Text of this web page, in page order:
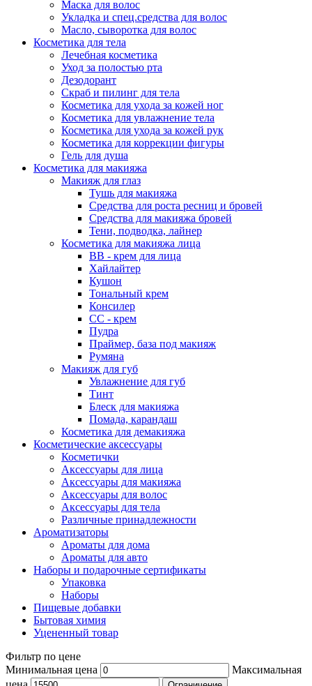
Маска для волос
Укладка и спец.средства для волос
Масло, сыворотка для волос
Косметика для тела
Лечебная косметика
Уход за полостью рта
Дезодорант
Скраб и пилинг для тела
Косметика для ухода за кожей ног
Косметика для увлажнение тела
Косметика для ухода за кожей рук
Косметика для коррекции фигуры
Гель для душа
Косметика для макияжа
Макияж для глаз
Тушь для макияжа
Средства для роста ресниц и бровей
Средства для макияжа бровей
Тени, подводка, лайнер
Косметика для макияжа лица
ВВ - крем для лица
Хайлайтер
Кушон
Тональный крем
Консилер
СС - крем
Пудра
Праймер, база под макияж
Румяна
Макияж для губ
Увлажнение для губ
Тинт
Блеск для макияжа
Помада, карандаш
Косметика для демакияжа
Косметические аксессуары
Косметички
Аксессуары для лица
Аксессуары для макияжа
Аксессуары для волос
Аксессуары для тела
Различные принадлежности
Ароматизаторы
Ароматы для дома
Ароматы для авто
Наборы и подарочные сертификаты
Упаковка
Наборы
Пищевые добавки
Бытовая химия
Уцененный товар
Фильтр по цене
Минимальная цена
Максимальная